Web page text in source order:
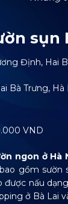
sụn
Định, Hai
Trưng, Hà
VND
ngon ở Hà
gồm
được nấu
ở Bà Lai